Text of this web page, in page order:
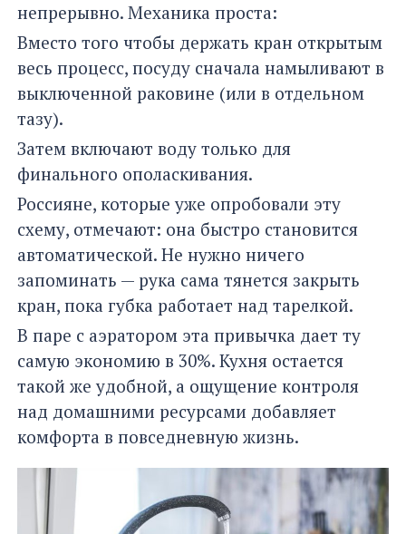
непрерывно. Механика проста:
Вместо того чтобы держать кран открытым
весь процесс, посуду сначала намыливают в
выключенной раковине (или в отдельном
тазу).
Затем включают воду только для
финального ополаскивания.
Россияне, которые уже опробовали эту
схему, отмечают: она быстро становится
автоматической. Не нужно ничего
запоминать — рука сама тянется закрыть
кран, пока губка работает над тарелкой.
В паре с аэратором эта привычка дает ту
самую экономию в 30%. Кухня остается
такой же удобной, а ощущение контроля
над домашними ресурсами добавляет
комфорта в повседневную жизнь.